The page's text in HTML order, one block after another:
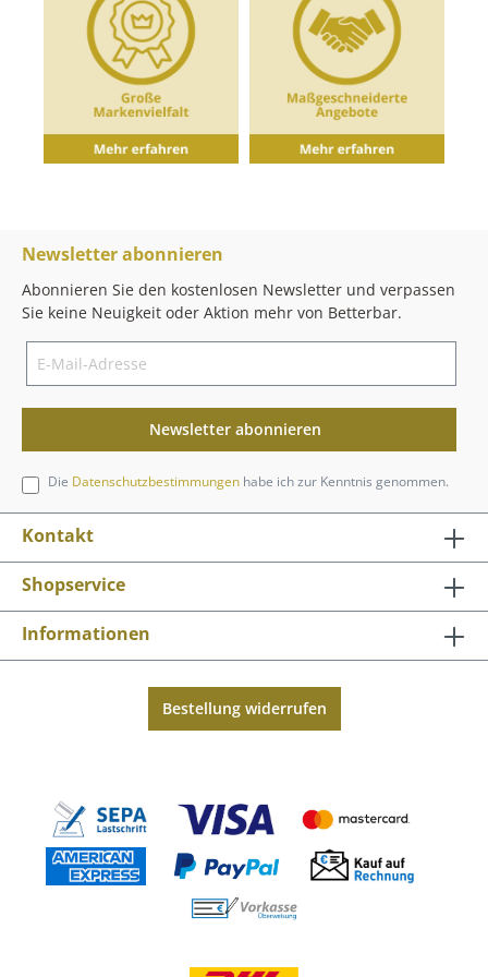
Newsletter abonnieren
Abonnieren Sie den kostenlosen Newsletter und verpassen
Sie keine Neuigkeit oder Aktion mehr von Betterbar.
Newsletter abonnieren
Die Datenschutzbestimmungen habe ich zur Kenntnis genommen.
Kontakt
Shopservice
Informationen
Bestellung widerrufen